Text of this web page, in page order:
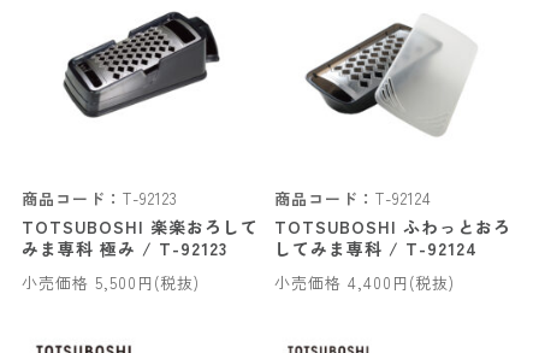
商品コード： T-92123
TOTSUBOSHI 楽楽おろして
みま専科 極み / T-92123
小売価格 5,500円(税抜)
商品コード：T-92124
TOTSUBOSHI ふわっとおろ
してみま専科 / T-92124
小売価格 4,400円(税抜)